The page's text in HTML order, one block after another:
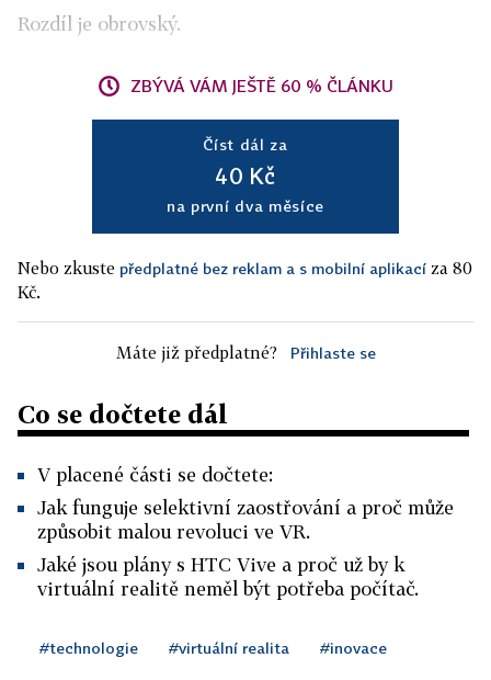
Rozdíl je obrovský.
ZBÝVÁ VÁM JEŠTĚ 60 % ČLÁNKU
Číst dál za
40 Kč
na první dva měsíce
Nebo zkuste předplatné bez reklam a s mobilní aplikací za 80
Kč.
Máte již předplatné? Přihlaste se
Co se dočtete dál
V placené části se dočtete:
Jak funguje selektivní zaostřování a proč může
způsobit malou revoluci ve VR.
Jaké jsou plány s HTC Vive a proč už by k
virtuální realitě neměl být potřeba počítač.
#technologie #virtuální realita #inovace